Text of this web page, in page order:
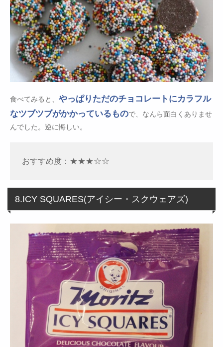
食べてみると、 やっぱりただのチョコレートにカラフル
なツブツブがかかっているもので、なんら面白くありませ
んでした。逆に悔しい。
おすすめ度：★★★☆☆
8.ICY SQUARES(アイシー・スクウェアズ)